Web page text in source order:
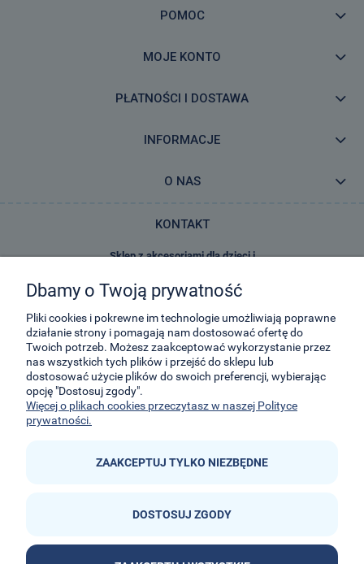
POMOC
MOJE KONTO
PŁATNOŚCI I DOSTAWA
INFORMACJE
O NAS
KONTAKT
Sklep z akcesoriami dla dzieci i
29-Listopada 8
32-050 Skawina
kontakt@e-kidsplanet.com
+48 666-414-390
+48 666-414-383
Dbamy o Twoją prywatność
Pliki cookies i pokrewne im technologie umożliwiają poprawne
działanie strony i pomagają nam dostosować ofertę do
Twoich potrzeb. Możesz zaakceptować wykorzystanie przez
nas wszystkich tych plików i przejść do sklepu lub
dostosować użycie plików do swoich preferencji, wybierając
opcję "Dostosuj zgody".
Więcej o plikach cookies przeczytasz w naszej Polityce
prywatności.
ZAAKCEPTUJ TYLKO NIEZBĘDNE
DOSTOSUJ ZGODY